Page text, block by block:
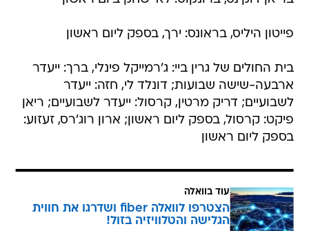
פייטון היליס, בראונס: ירך, בספק ליום ראשון
בית החולים של גרין ביי: ג'רמייקל פינלי, ברך: ייעדר
ארבעה-שישה שבועות; דונלד לי, חזה: ייעדר
לשבועיים; דריק מרטין, קרסול: ייעדר לשבועיים; ריאן
פיקט: קרסול, בספק ליום ראשון; ארון רוג'רס, זעזוע:
בספק ליום ראשון
עוד בוואלה
הצטרפו לוואלה fiber ושדרגו את חווית
הגלישה והטלוויזיה בזול!